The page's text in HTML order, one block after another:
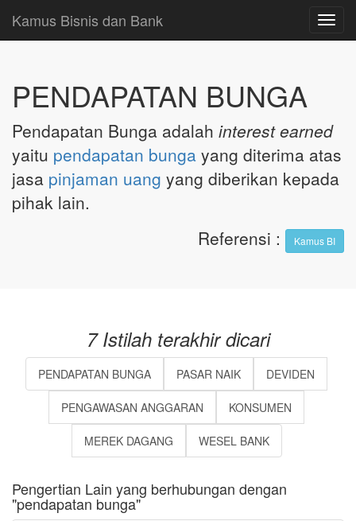
Kamus Bisnis dan Bank
PENDAPATAN BUNGA
Pendapatan Bunga adalah interest earned
yaitu pendapatan bunga yang diterima atas
jasa pinjaman uang yang diberikan kepada
pihak lain.
Referensi : Kamus BI
7 Istilah terakhir dicari
PENDAPATAN BUNGA PASAR NAIK DEVIDEN
PENGAWASAN ANGGARAN KONSUMEN
MEREK DAGANG WESEL BANK
Pengertian Lain yang berhubungan dengan
"pendapatan bunga"